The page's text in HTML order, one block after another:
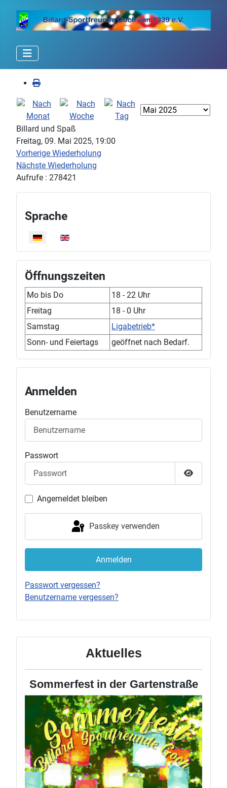
Aktuelles
Sommerfest in der Gartenstraße
Billard und Spaß
Freitag, 09. Mai 2025, 19:00
Vorherige Wiederholung
Nächste Wiederholung
Aufrufe : 278421
Sprache auswählen
Sprache
Öffnungszeiten
Mo bis Do
18 - 22 Uhr
Freitag
18 - 0 Uhr
Samstag
Ligabetrieb*
Sonn- und Feiertags
geöffnet nach Bedarf.
Anmelden
Benutzername
Passwort
Passwort
Angemeldet bleiben
Passkey verwenden
Anmelden
Passwort vergessen?
Benutzername vergessen?